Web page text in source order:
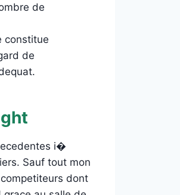
de
constitue
de
i�
Sauf tout mon
dont